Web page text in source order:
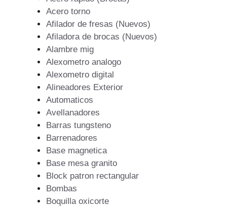
Acero torno
Afilador de fresas (Nuevos)
Afiladora de brocas (Nuevos)
Alambre mig
Alexometro analogo
Alexometro digital
Alineadores Exterior
Automaticos
Avellanadores
Barras tungsteno
Barrenadores
Base magnetica
Base mesa granito
Block patron rectangular
Bombas
Boquilla oxicorte